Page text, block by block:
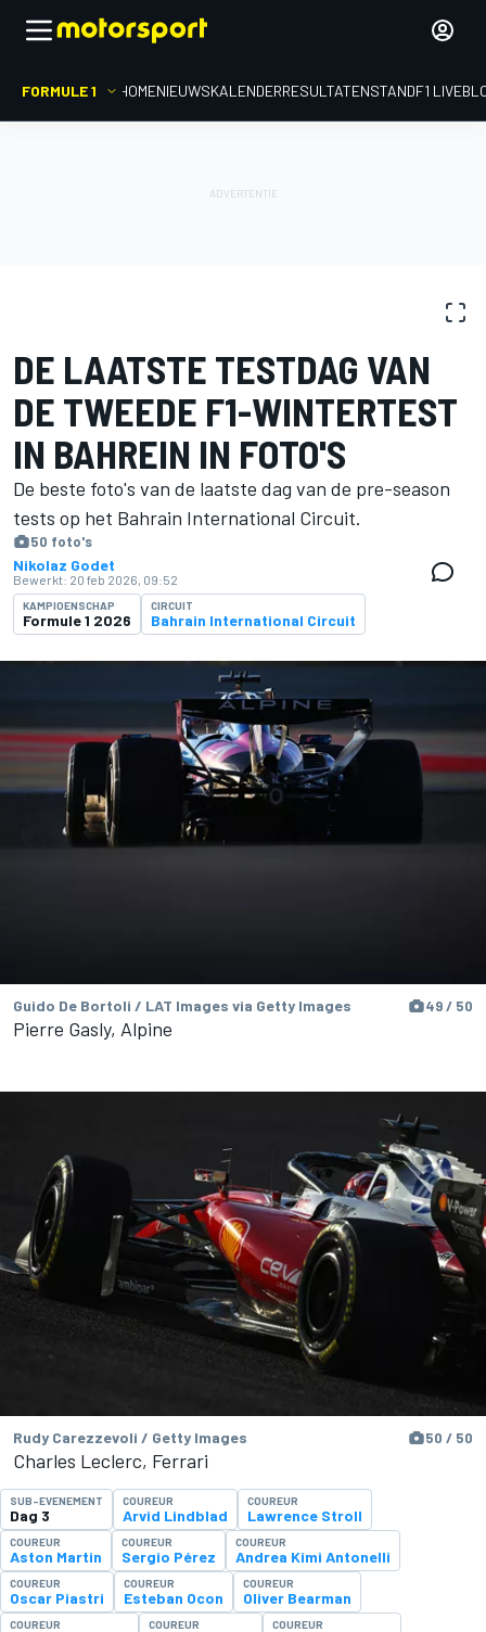
FORMULE 1 HOMENIEUWSKALENDERRESULTATENSTANDF1
DE LAATSTE TESTDAG VAN
DE TWEEDE F1-WINTERTEST
IN BAHREIN IN FOTO'S
De beste foto's van de laatste dag van de pre-season
tests op het Bahrain International Circuit.
50 foto's
Nikolaz Godet
Bewerkt: 20 feb 2026, 09:52
KAMPIOENSCHAP
Formule 1 2026
CIRCUIT
Bahrain International Circuit
Guido De Bortoli / LAT Images via Getty Images 49 / 50
Pierre Gasly, Alpine
Rudy Carezzevoli / Getty Images 50 / 50
Charles Leclerc, Ferrari
SUB-EVENEMENT
Dag 3
COUREUR
Arvid Lindblad
COUREUR
Lawrence Stroll
COUREUR
Aston Martin
COUREUR
Sergio Pérez
COUREUR
Andrea Kimi Antonelli
COUREUR
Oscar Piastri
COUREUR
Esteban Ocon
COUREUR
Oliver Bearman
COUREUR COUREUR COUREUR